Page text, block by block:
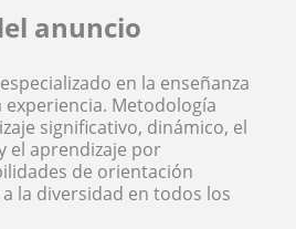
anuncio
en la enseñanza
experiencia. Metodología
significativo, dinámico, el
el aprendizaje por
de orientación
la diversidad en todos los